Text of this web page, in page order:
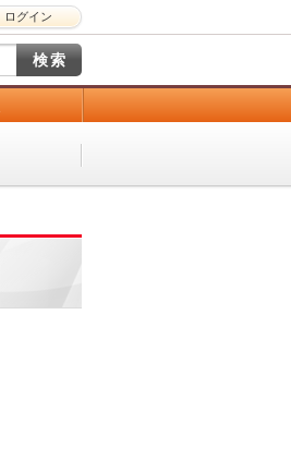
ログイン